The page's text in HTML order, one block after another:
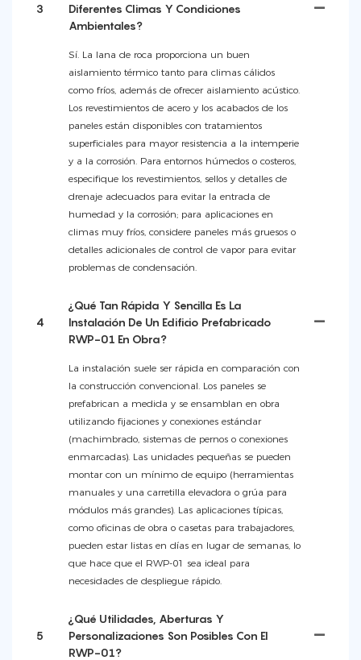
3
Diferentes Climas Y Condiciones
Ambientales?
Sí. La lana de roca proporciona un buen
aislamiento térmico tanto para climas cálidos
como fríos, además de ofrecer aislamiento acústico.
Los revestimientos de acero y los acabados de los
paneles están disponibles con tratamientos
superficiales para mayor resistencia a la intemperie
y a la corrosión. Para entornos húmedos o costeros,
especifique los revestimientos, sellos y detalles de
drenaje adecuados para evitar la entrada de
humedad y la corrosión; para aplicaciones en
climas muy fríos, considere paneles más gruesos o
detalles adicionales de control de vapor para evitar
problemas de condensación.
4
¿Qué Tan Rápida Y Sencilla Es La
Instalación De Un Edificio Prefabricado
RWP-01 En Obra?
La instalación suele ser rápida en comparación con
la construcción convencional. Los paneles se
prefabrican a medida y se ensamblan en obra
utilizando fijaciones y conexiones estándar
(machimbrado, sistemas de pernos o conexiones
enmarcadas). Las unidades pequeñas se pueden
montar con un mínimo de equipo (herramientas
manuales y una carretilla elevadora o grúa para
módulos más grandes). Las aplicaciones típicas,
como oficinas de obra o casetas para trabajadores,
pueden estar listas en días en lugar de semanas, lo
que hace que el RWP-01 sea ideal para
necesidades de despliegue rápido.
5
¿Qué Utilidades, Aberturas Y
Personalizaciones Son Posibles Con El
RWP-01?